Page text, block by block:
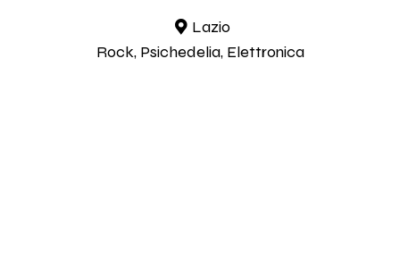
Lazio
Rock, Psichedelia, Elettronica